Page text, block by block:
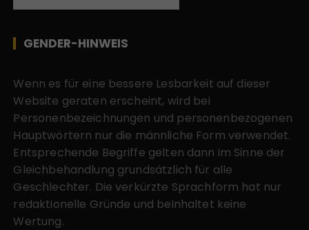
GENDER-HINWEIS
Wenn es für eine bessere Lesbarkeit auf dieser
Website geraten erscheint, wird bei
Personenbezeichnungen und personenbezogenen
Hauptwörtern nur die männliche Form verwendet.
Entsprechende Begriffe gelten dann im Sinne der
Gleichbehandlung grundsätzlich für alle
Geschlechter. Die verkürzte Sprachform hat nur
redaktionelle Gründe und beinhaltet keine
Wertung.